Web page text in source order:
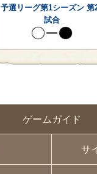
ゲームガイド
サ
予選リーグ第1シーズン 第
試合